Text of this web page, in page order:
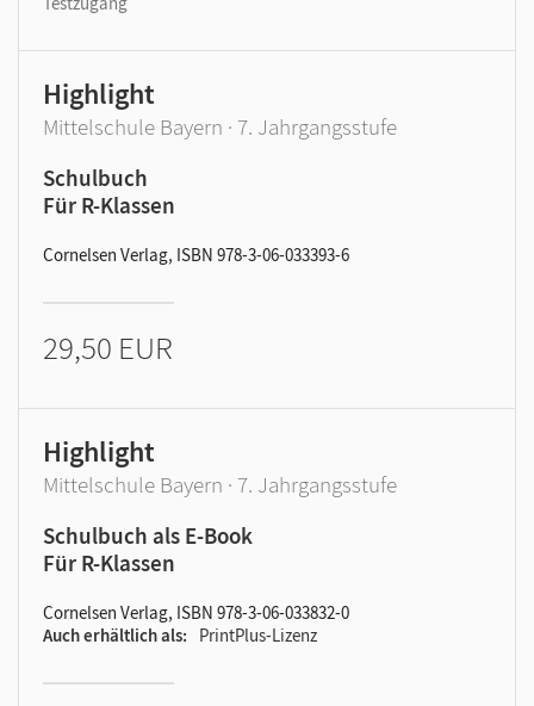
Highlight
Mittelschule Bayern · 7. Jahrgangsstufe
Schulbuch
Für R-Klassen
Cornelsen Verlag, ISBN 978-3-06-033393-6
29,50 EUR
Highlight
Mittelschule Bayern · 7. Jahrgangsstufe
Schulbuch als E-Book
Für R-Klassen
Cornelsen Verlag, ISBN 978-3-06-033832-0
Auch erhältlich als
PrintPlus-Lizenz